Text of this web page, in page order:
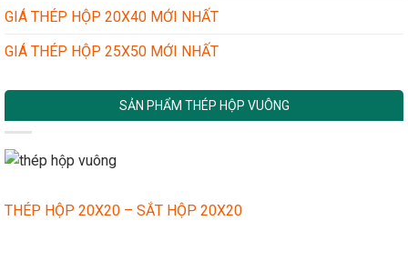
GIÁ THÉP HỘP 20X40 MỚI NHẤT
GIÁ THÉP HỘP 25X50 MỚI NHẤT
SẢN PHẨM THÉP HỘP VUÔNG
THÉP HỘP 20X20 – SẮT HỘP 20X20